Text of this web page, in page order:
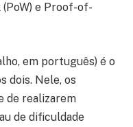
e Proof-of-
em português) é o
dois. Nele, os
de realizarem
de dificuldade